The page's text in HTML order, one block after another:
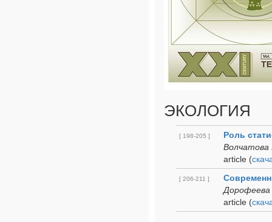
ЭКОЛОГИЯ
[ 198-205 ]
Роль
Волчатова
article (
[ 206-211 ]
article (